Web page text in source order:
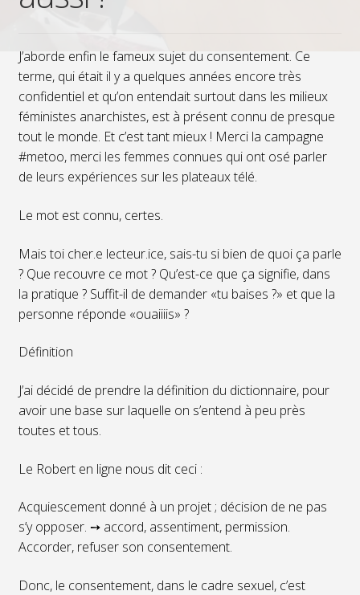
J’aborde enfin le fameux sujet du consentement. Ce
terme, qui était il y a quelques années encore très
confidentiel et qu’on entendait surtout dans les milieux
féministes anarchistes, est à présent connu de presque
tout le monde. Et c’est tant mieux ! Merci la campagne
#metoo, merci les femmes connues qui ont osé parler
de leurs expériences sur les plateaux télé.
Le mot est connu, certes.
Mais toi cher.e lecteur.ice, sais-tu si bien de quoi ça parle
? Que recouvre ce mot ? Qu’est-ce que ça signifie, dans
la pratique ? Suffit-il de demander «tu baises ?» et que la
personne réponde «ouaiiiis» ?
Définition
J’ai décidé de prendre la définition du dictionnaire, pour
avoir une base sur laquelle on s’entend à peu près
toutes et tous.
Le Robert en ligne nous dit ceci :
Acquiescement donné à un projet ; décision de ne pas
s’y opposer. ➙ accord, assentiment, permission.
Accorder, refuser son consentement.
Donc, le consentement, dans le cadre sexuel, c’est